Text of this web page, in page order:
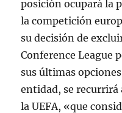
posición ocupará la
la competición
su decisión de
Conference League
sus últimas
entidad, se recurrirá
la UEFA, «que